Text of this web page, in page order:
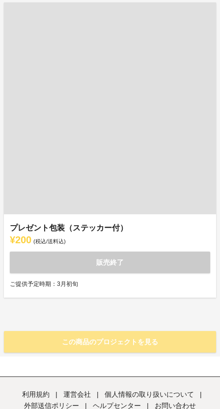
プレゼント包装（ステッカー付）
¥200 (税込/送料込)
販売終了
ご提供予定時期：3月初旬
この商品のプロジェクトを見る
利用規約 | 運営会社 | 個人情報の取り扱いについて
|
外部送信ポリシー
| ヘルプセンター | お問い合わせ